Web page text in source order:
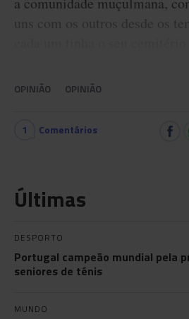
uns com os outros desde os
OPINIÃO OPINIÃO
1 Comentários
Últimas
DESPORTO
Portugal campeão mundial pela
seniores de ténis
MUNDO